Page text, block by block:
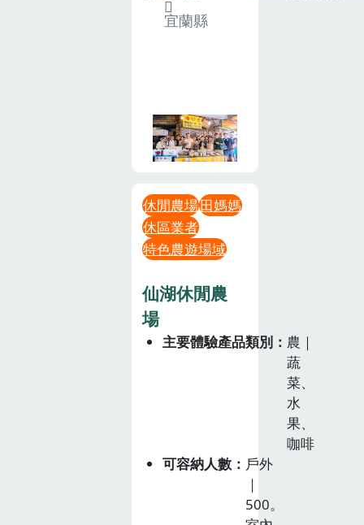
宜蘭縣
休閒農場田媽媽
休區業者
特色農遊場域
仙湖休閒農
場
主要體驗產品類別
農｜
蔬
菜、
水
果、
咖啡
可容納人數
戶外
｜
500。